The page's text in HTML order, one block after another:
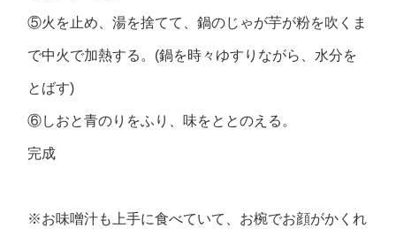
⑤火を止め、湯を捨てて、鍋のじゃが芋が粉を吹くま
で中火で加熱する。(鍋を時々ゆすりながら、水分を
とばす)
⑥しおと青のりをふり、味をととのえる。
完成
※お味噌汁も上手に食べていて、お椀でお顔がかくれ